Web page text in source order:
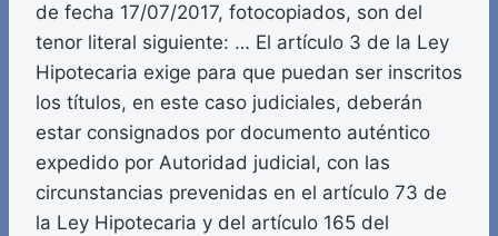
de fecha 17/07/2017, fotocopiados, son del
tenor literal siguiente: … El artículo 3 de la Ley
Hipotecaria exige para que puedan ser inscritos
los títulos, en este caso judiciales, deberán
estar consignados por documento auténtico
expedido por Autoridad judicial, con las
circunstancias prevenidas en el artículo 73 de
la Ley Hipotecaria y del artículo 165 del